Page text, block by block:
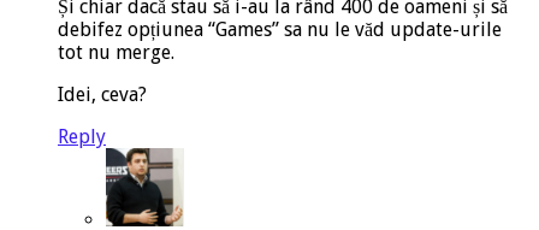
Și chiar dacă stau să i-au la rând 400 de oameni și să
debifez opțiunea “Games” sa nu le văd update-urile
tot nu merge.
Idei, ceva?
Reply